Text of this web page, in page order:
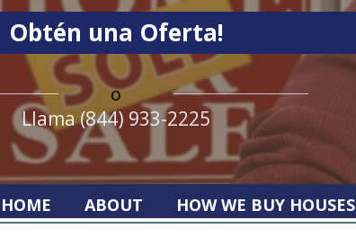
o
Llama (844) 933-2225
HOME ABOUT HOW WE BUY HOUSES